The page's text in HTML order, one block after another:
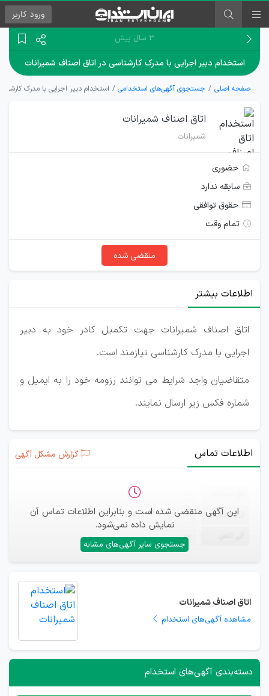
ورود کاربر
۳ سال پیش
استخدام دبیر اجرایی با مدرک کارشناسی در اتاق اصناف شمیرانات
صفحه اصلی جستجوی آگهی‌های استخدامی استخدام دبیر اجرایی با مدرک
اتاق اصناف شمیرانات
شمیرانات
حضوری
سابقه ندارد
حقوق توافقی
تمام وقت
منقضی شده
اطلاعات بیشتر
اتاق اصناف شمیرانات جهت تکمیل کادر خود به دبیر
اجرایی با مدرک کارشناسی نیازمند است.
متقاضیان واجد شرایط می توانند رزومه خود را به ایمیل و
شماره فکس زیر ارسال نمایند.
اطلاعات تماس گزارش مشکل آگهی
این آگهی منقضی شده است و بنابراین اطلاعات تماس آن
نمایش داده نمی‌شود.
جستجوی سایر آگهی‌های مشابه
ایمیل —
—
اتاق اصناف شمیرانات
مشاهده آگهی‌های استخدام
دسته‌بندی آگهی‌های استخدام